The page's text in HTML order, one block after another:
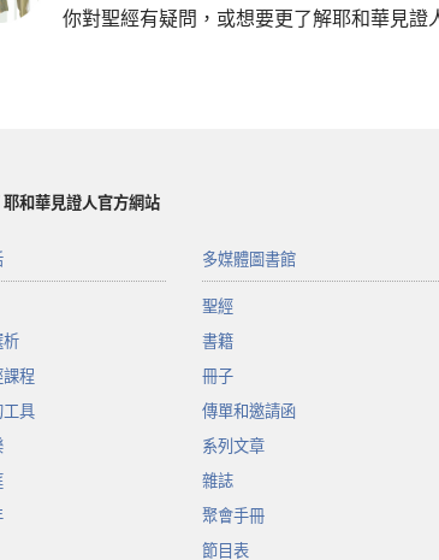
你對聖經有疑問，或想要更了解耶和華見證
和華見證人官方網站
程
具
多媒體圖書館
聖經
書籍
冊子
傳單和邀請函
系列文章
雜誌
聚會手冊
節目表